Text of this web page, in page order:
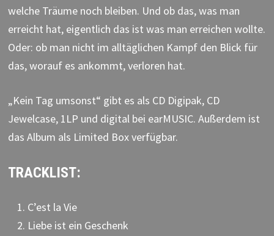
welche Träume noch bleiben. Und ob das, was man
erreicht hat, eigentlich das ist was man erreichen wollte.
Oder: ob man nicht im alltäglichen Kampf den Blick für
das, worauf es ankommt, verloren hat.
„Kein Tag umsonst“ gibt es als CD Digipak, CD
Jewelcase, 1LP und digital bei earMUSIC. Außerdem ist
das Album als Limited Box verfügbar.
TRACKLIST:
C’est la Vie
Liebe ist ein Geschenk